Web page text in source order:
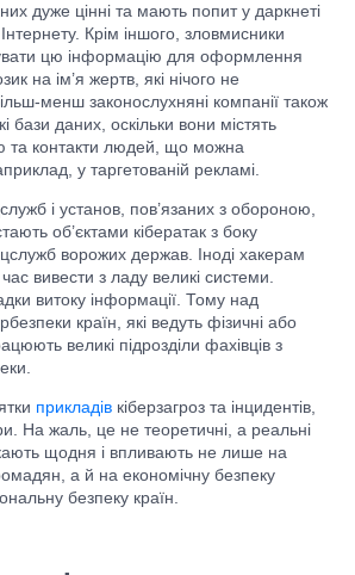
дуже цінні та мають попит у даркнеті
Крім іншого, зловмисники
цю інформацію для оформлення
на ім’я жертв, які нічого не
менш законослухняні компанії також
бази даних, оскільки вони містять
та контакти людей, що можна
у таргетованій рекламі.
і установ, пов’язаних з обороною,
об’єктами кібератак з боку
ворожих держав. Іноді хакерам
вивести з ладу великі системи.
витоку інформації. Тому над
країн, які ведуть фізичні або
великі підрозділи фахівців з
прикладів кіберзагроз та інцидентів,
На жаль, це не теоретичні, а реальні
щодня і впливають не лише на
а й на економічну безпеку
безпеку країн.